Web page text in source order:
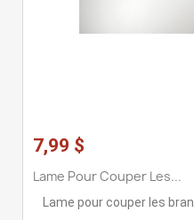
7,99 $
Lame Pour Couper Les...
Lame pour couper les